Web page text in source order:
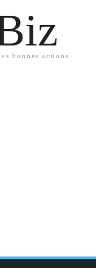
bonnes actions